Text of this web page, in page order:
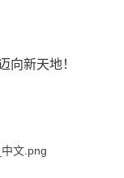
向新天地！